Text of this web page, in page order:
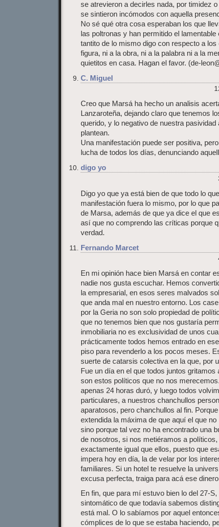
se atrevieron a decirles nada, por timidez
se sintieron incómodos con aquella
No sé qué otra cosa esperaban los que
las poltronas y han permitido el
tantito de lo mismo digo con respecto a
figura, ni a la obra, ni a la palabra ni a la
quietitos en casa. Hagan el favor. (de-
C. Miguel
Creo que Marsá ha hecho un analisis
Lanzaroteña, dejando claro que tenemos
querido, y lo negativo de nuestra
plantean.
Una manifestación puede ser positiva,
lucha de todos los días, denunciando
digo yo
Digo yo que ya está bien de que todo lo
manifestación fuera lo mismo, por lo que
de Marsa, además de que ya dice el que
así que no comprendo las críticas porque
verdad.
Fernando Marcet
En mi opinión hace bien Marsá en contar
nadie nos gusta escuchar. Hemos
la empresarial, en esos seres malvados
que anda mal en nuestro entorno. Los
por la Geria no son solo propiedad de
que no tenemos bien que nos gustaría
inmobiliaria no es exclusividad de unos
prácticamente todos hemos entrado en
piso para revenderlo a los pocos meses.
suerte de catarsis colectiva en la que, por
Fue un día en el que todos juntos
son estos políticos que no nos
apenas 24 horas duró, y luego todos
particulares, a nuestros chanchullos
aparatosos, pero chanchullos al fin.
extendida la máxima de que aquí el que
sino porque tal vez no ha encontrado una
de nosotros, si nos metiéramos a
exactamente igual que ellos, puesto que
impera hoy en día, la de velar por los
familiares. Si un hotel te resuelve la
excusa perfecta, traiga para acá ese
En fin, que para mí estuvo bien lo del 27-
sintomático de que todavía sabemos
está mal. O lo sabíamos por aquel
cómplices de lo que se estaba haciendo,